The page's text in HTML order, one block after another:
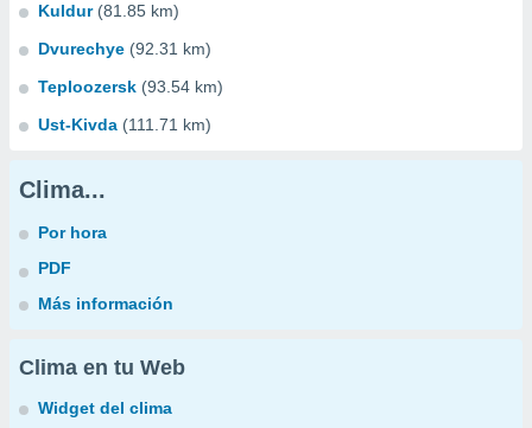
Kuldur (81.85 km)
Dvurechye (92.31 km)
Teploozersk (93.54 km)
Ust-Kivda (111.71 km)
Clima...
Por hora
PDF
Más información
Clima en tu Web
Widget del clima